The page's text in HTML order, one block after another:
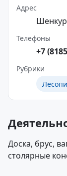
Адрес
Телефоны
+7
Рубрики
Доска, брус,
столярные